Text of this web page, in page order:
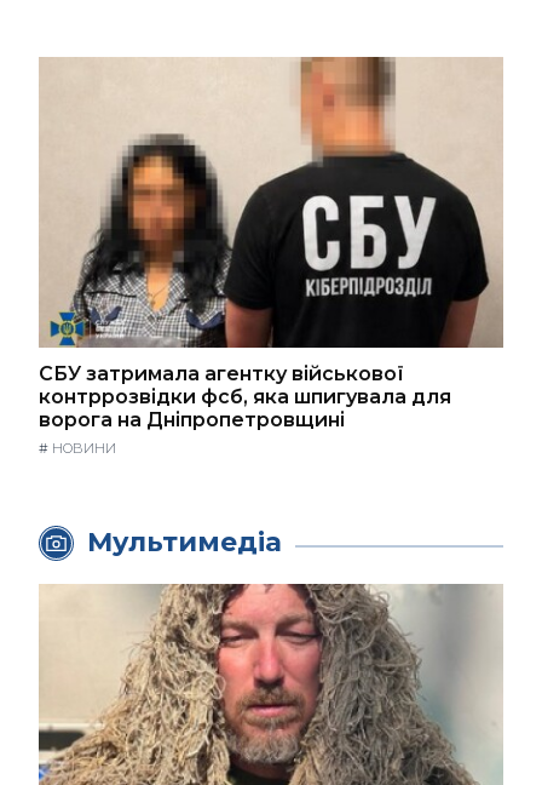
СБУ затримала агентку військової
контррозвідки фсб, яка шпигувала для
ворога на Дніпропетровщині
# НОВИНИ
Мультимедіа